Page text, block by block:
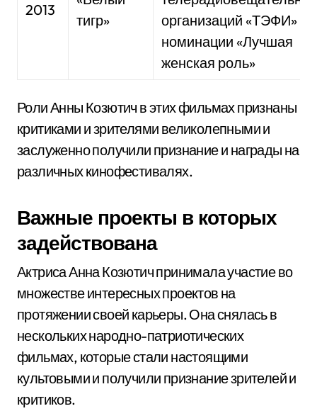
2013
тигр»
организаций «ТЭФИ» в
номинации «Лучшая
женская роль»
Роли Анны Козютич в этих фильмах признаны
критиками и зрителями великолепными и
заслуженно получили признание и награды на
различных кинофестивалях.
Важные проекты в которых
задействована
Актриса Анна Козютич принимала участие во
множестве интересных проектов на
протяжении своей карьеры. Она снялась в
нескольких народно-патриотических
фильмах, которые стали настоящими
культовыми и получили признание зрителей и
критиков.